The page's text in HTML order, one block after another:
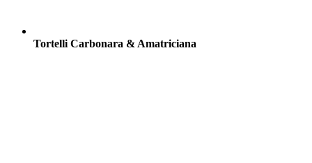
Tortelli Carbonara & Amatriciana